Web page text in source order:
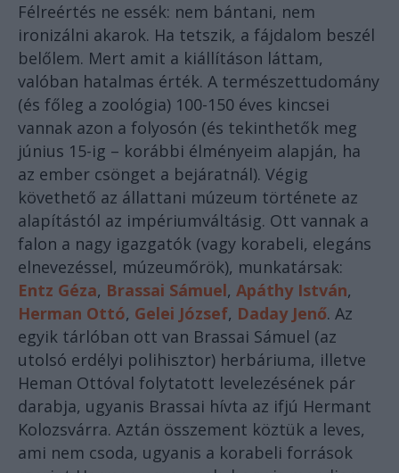
Félreértés ne essék: nem bántani, nem
ironizálni akarok. Ha tetszik, a fájdalom beszél
belőlem. Mert amit a kiállításon láttam,
valóban hatalmas érték. A természettudomány
(és főleg a zoológia) 100-150 éves kincsei
vannak azon a folyosón (és tekinthetők meg
június 15-ig – korábbi élményeim alapján, ha
az ember csönget a bejáratnál). Végig
követhető az állattani múzeum története az
alapítástól az impériumváltásig. Ott vannak a
falon a nagy igazgatók (vagy korabeli, elegáns
elnevezéssel, múzeumőrök), munkatársak:
Entz Géza, Brassai Sámuel, Apáthy István,
Herman Ottó, Gelei József, Daday Jenő. Az
egyik tárlóban ott van Brassai Sámuel (az
utolsó erdélyi polihisztor) herbáriuma, illetve
Heman Ottóval folytatott levelezésének pár
darabja, ugyanis Brassai hívta az ifjú Hermant
Kolozsvárra. Aztán összement köztük a leves,
ami nem csoda, ugyanis a korabeli források